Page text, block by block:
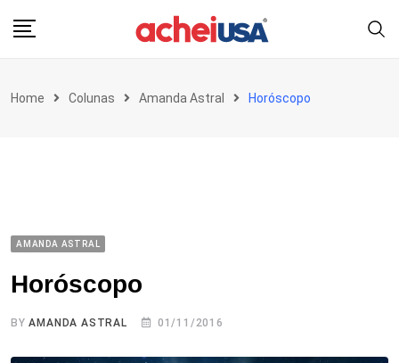
Home Colunas Amanda Astral Horóscopo
AMANDA ASTRAL
Horóscopo
BYAMANDA ASTRAL 01/11/2016